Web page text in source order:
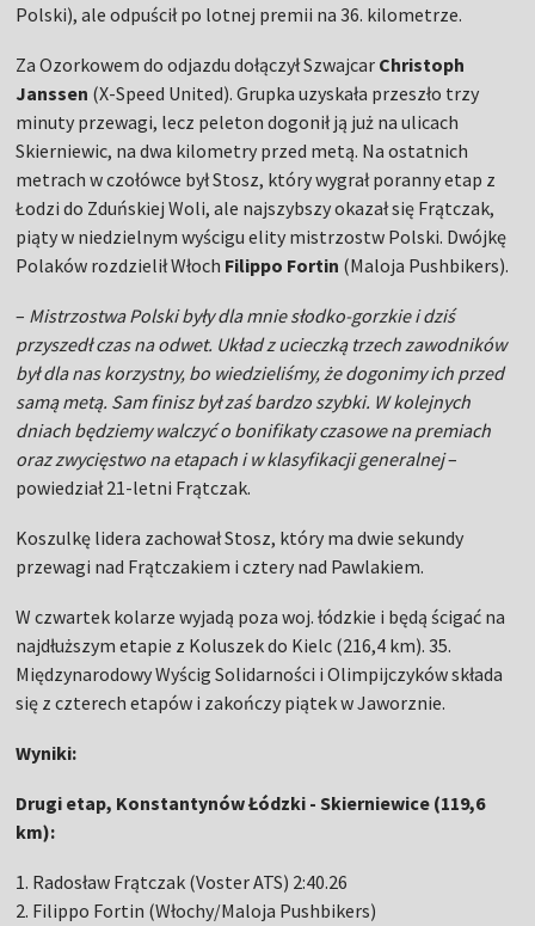
Polski), ale odpuścił po lotnej premii na 36. kilometrze.
Za Ozorkowem do odjazdu dołączył Szwajcar Christoph
Janssen (X-Speed United). Grupka uzyskała przeszło trzy
minuty przewagi, lecz peleton dogonił ją już na ulicach
Skierniewic, na dwa kilometry przed metą. Na ostatnich
metrach w czołówce był Stosz, który wygrał poranny etap z
Łodzi do Zduńskiej Woli, ale najszybszy okazał się Frątczak,
piąty w niedzielnym wyścigu elity mistrzostw Polski. Dwójkę
Polaków rozdzielił Włoch Filippo Fortin (Maloja Pushbikers).
– Mistrzostwa Polski były dla mnie słodko-gorzkie i dziś
przyszedł czas na odwet. Układ z ucieczką trzech zawodników
był dla nas korzystny, bo wiedzieliśmy, że dogonimy ich przed
samą metą. Sam finisz był zaś bardzo szybki. W kolejnych
dniach będziemy walczyć o bonifikaty czasowe na premiach
oraz zwycięstwo na etapach i w klasyfikacji generalnej–
powiedział 21-letni Frątczak.
Koszulkę lidera zachował Stosz, który ma dwie sekundy
przewagi nad Frątczakiem i cztery nad Pawlakiem.
W czwartek kolarze wyjadą poza woj. łódzkie i będą ścigać na
najdłuższym etapie z Koluszek do Kielc (216,4 km). 35.
Międzynarodowy Wyścig Solidarności i Olimpijczyków składa
się z czterech etapów i zakończy piątek w Jaworznie.
Wyniki:
Drugi etap, Konstantynów Łódzki - Skierniewice (119,6
km):
1. Radosław Frątczak (Voster ATS) 2:40.26
2. Filippo Fortin (Włochy/Maloja Pushbikers)